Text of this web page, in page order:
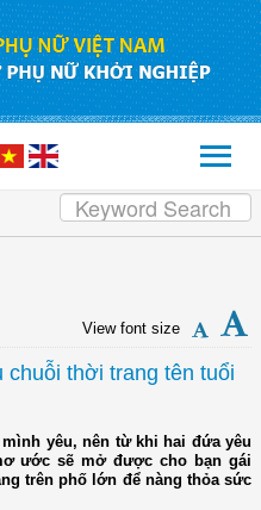
View font size
thời trang tên tuổi
yêu, nên từ khi hai đứa yêu
ước sẽ mở được cho bạn gái
trên phố lớn để nàng thỏa sức